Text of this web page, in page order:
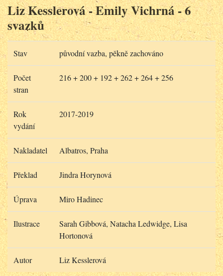
Liz Kesslerová - Emily Vichrná - 6
svazků
Stav původní vazba, pěkně zachováno
Počet
stran
216 + 200 + 192 + 262 + 264 + 256
Rok
vydání
2017-2019
Nakladatel Albatros, Praha
Překlad Jindra Horynová
Úprava Miro Hadinec
Ilustrace
Sarah Gibbová, Natacha Ledwidge, Lisa
Hortonová
Autor Liz Kesslerová